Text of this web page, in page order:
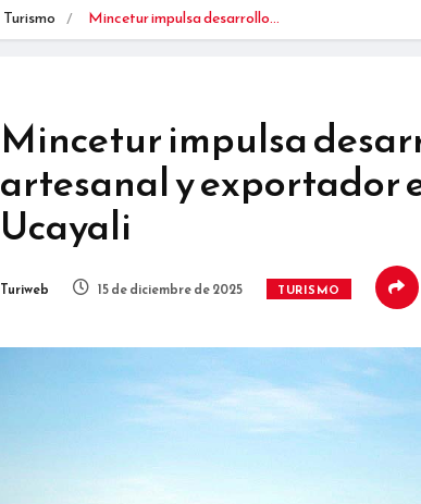
Turismo Mincetur impulsa desarrollo…
Mincetur impulsa
artesanal y exportador
Ucayali
Turiweb 15 de diciembre de 2025 TURISMO